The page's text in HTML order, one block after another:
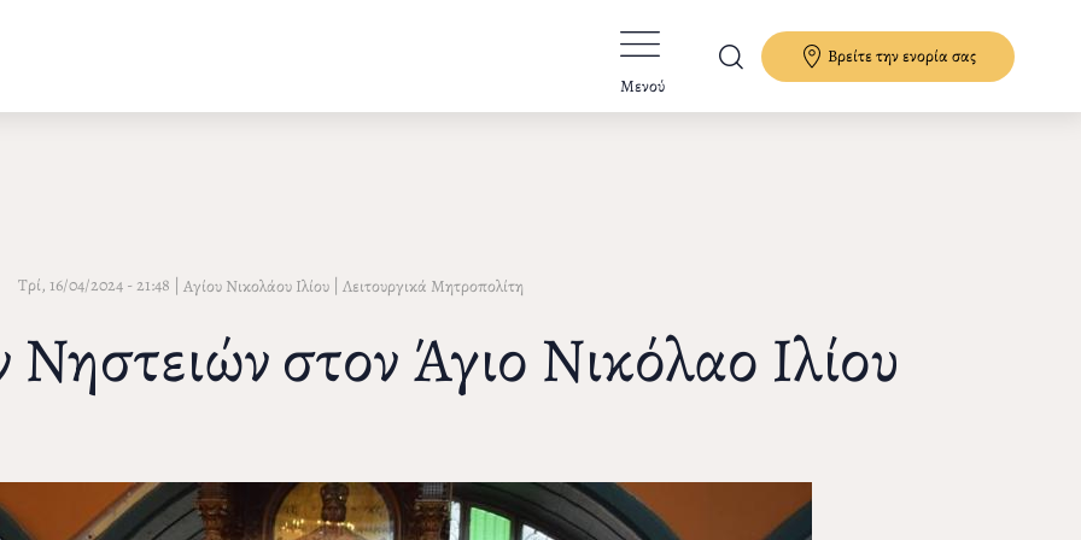
Μενού
Βρείτε την ενορία σας
Τρί, 16/04/2024 - 21:48 | Αγίου Νικολάου Ιλίου| Λειτουργικά Μητροπολίτη
στον Άγιο Νικόλαο Ιλίου